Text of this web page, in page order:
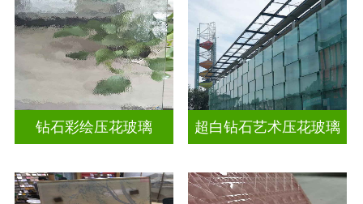
钻石彩绘压花玻璃 超白钻石艺术压花玻璃